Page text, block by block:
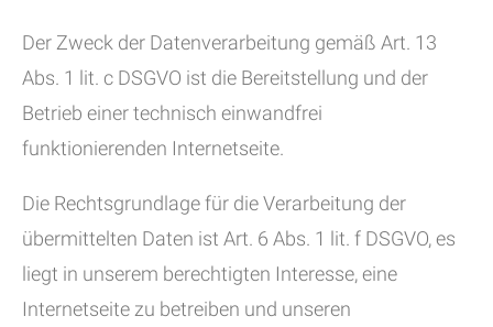
Der Zweck der Datenverarbeitung gemäß Art. 13
Abs. 1 lit. c DSGVO ist die Bereitstellung und der
Betrieb einer technisch einwandfrei
funktionierenden Internetseite.
Die Rechtsgrundlage für die Verarbeitung der
übermittelten Daten ist Art. 6 Abs. 1 lit. f DSGVO, es
liegt in unserem berechtigten Interesse, eine
Internetseite zu betreiben und unseren